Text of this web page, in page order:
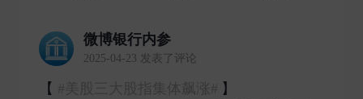
微博银行内参
2025-04-23 发表了评论
【​​​
】